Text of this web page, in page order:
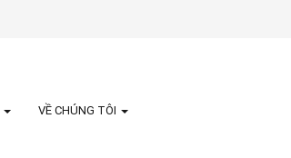
VỀ CHÚNG TÔI